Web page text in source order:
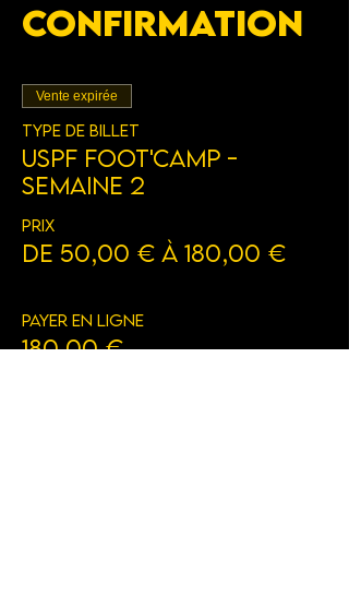
Confirmation
Vente expirée
Type de billet
USPF Foot'Camp -
Semaine 2
Prix
De 50,00 € à 180,00 €
Payer en ligne
180,00 €